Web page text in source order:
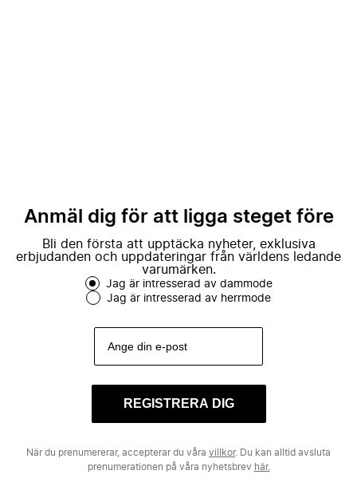
Anmäl dig för att ligga steget före
Bli den första att upptäcka nyheter, exklusiva
erbjudanden och uppdateringar från världens ledande
varumärken.
Jag är intresserad av dammode
Jag är intresserad av herrmode
REGISTRERA DIG
När du prenumererar, accepterar du våra villkor. Du kan alltid avsluta
prenumerationen på våra nyhetsbrev här.